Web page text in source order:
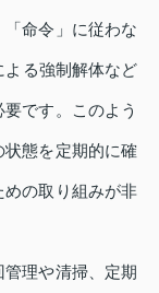
命令」に従わな
よる強制解体など
です。このよう
態を定期的に確
の取り組みが非
理や清掃、定期